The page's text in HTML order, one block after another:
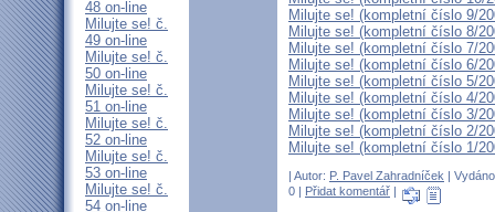
48 on-line
Milujte se! č.
49 on-line
Milujte se! č.
50 on-line
Milujte se! č.
51 on-line
Milujte se! č.
52 on-line
Milujte se! č.
53 on-line
Milujte se! č.
54 on-line
Milujte se! (kompletní číslo 9/
Milujte se! (kompletní číslo 8/
Milujte se! (kompletní číslo 7/
Milujte se! (kompletní číslo 6/
Milujte se! (kompletní číslo 5/
Milujte se! (kompletní číslo 4/
Milujte se! (kompletní číslo 3/
Milujte se! (kompletní číslo 2/
Milujte se! (kompletní číslo 1/
| Autor: P. Pavel Zahradníček |
0 | Přidat komentář |